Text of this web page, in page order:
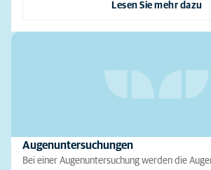
Lesen Sie mehr dazu
Augenuntersuchungen
Bei einer Augenuntersuchung werden die